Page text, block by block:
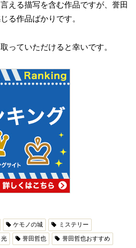
える描写を含む作品ですが、誉田
る作品ばかりです。
っていただけると幸いです。
ケモノの城
ミステリー
光 誉田哲也
誉田哲也おすすめ